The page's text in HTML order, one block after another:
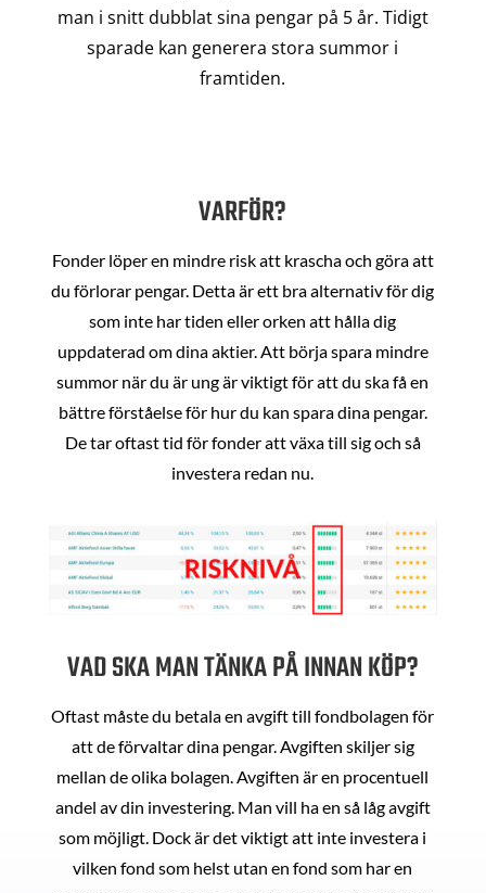
man i snitt dubblat sina pengar på 5 år. Tidigt
sparade kan generera stora summor i
framtiden.
VARFÖR?
Fonder löper en mindre risk att krascha och göra att
du förlorar pengar. Detta är ett bra alternativ för dig
som inte har tiden eller orken att hålla dig
uppdaterad om dina aktier. Att börja spara mindre
summor när du är ung är viktigt för att du ska få en
bättre förståelse för hur du kan spara dina pengar.
De tar oftast tid för fonder att växa till sig och så
investera redan nu.
VAD SKA MAN TÄNKA PÅ INNAN KÖP?
Oftast måste du betala en avgift till fondbolagen för
att de förvaltar dina pengar. Avgiften skiljer sig
mellan de olika bolagen. Avgiften är en procentuell
andel av din investering. Man vill ha en så låg avgift
som möjligt. Dock är det viktigt att inte investera i
vilken fond som helst utan en fond som har en